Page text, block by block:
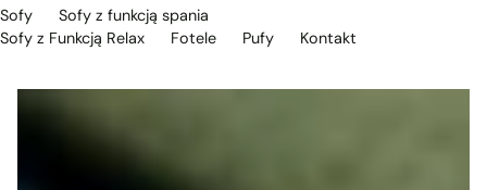
Sofy
Sofy z funkcją spania
Sofy z Funkcją Relax
Fotele Pufy Kontakt